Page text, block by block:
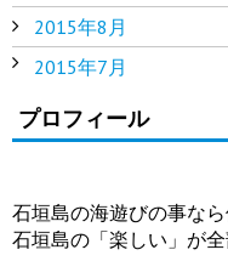
2015年8月
2015年7月
プロフィール
石垣島の海遊びの事な
石垣島の「楽しい」が